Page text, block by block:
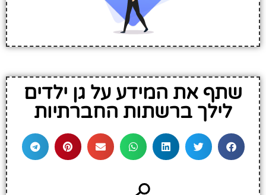
שתף את המידע על גן ילדים
לילך ברשתות החברתיות